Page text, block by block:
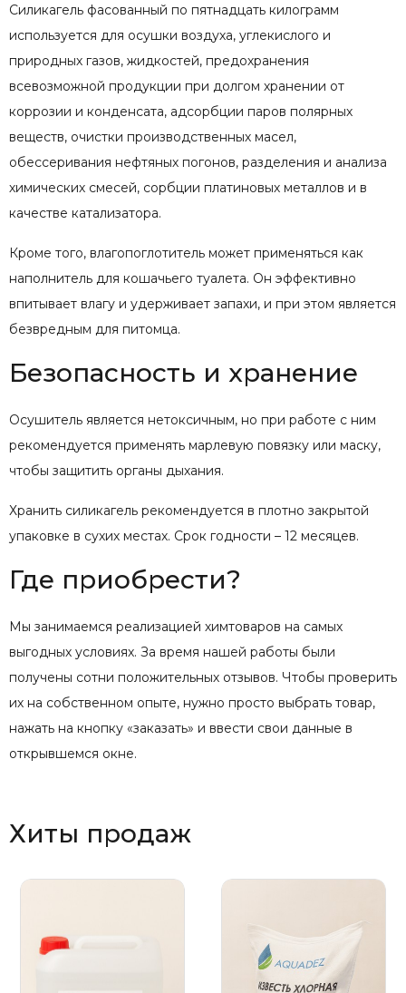
Силикагель фасованный по пятнадцать килограмм
используется для осушки воздуха, углекислого и
природных газов, жидкостей, предохранения
всевозможной продукции при долгом хранении от
коррозии и конденсата, адсорбции паров полярных
веществ, очистки производственных масел,
обессеривания нефтяных погонов, разделения и анализа
химических смесей, сорбции платиновых металлов и в
качестве катализатора.
Кроме того, влагопоглотитель может применяться как
наполнитель для кошачьего туалета. Он эффективно
впитывает влагу и удерживает запахи, и при этом является
безвредным для питомца.
Безопасность и хранение
Осушитель является нетоксичным, но при работе с ним
рекомендуется применять марлевую повязку или маску,
чтобы защитить органы дыхания.
Хранить силикагель рекомендуется в плотно закрытой
упаковке в сухих местах. Срок годности – 12 месяцев.
Где приобрести?
Мы занимаемся реализацией химтоваров на самых
выгодных условиях. За время нашей работы были
получены сотни положительных отзывов. Чтобы проверить
их на собственном опыте, нужно просто выбрать товар,
нажать на кнопку «заказать» и ввести свои данные в
открывшемся окне.
Хиты продаж